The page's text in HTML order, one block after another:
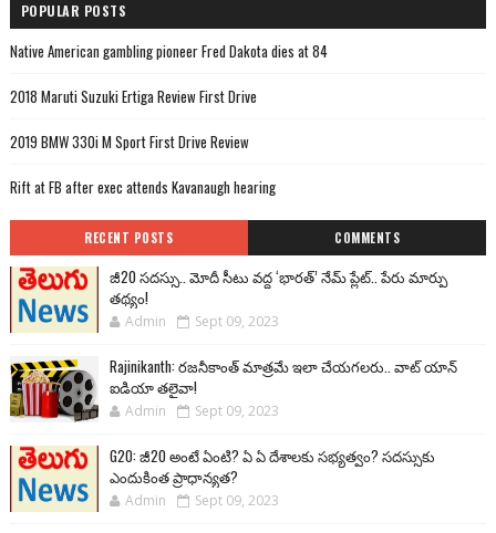
POPULAR POSTS
Native American gambling pioneer Fred Dakota dies at 84
2018 Maruti Suzuki Ertiga Review First Drive
2019 BMW 330i M Sport First Drive Review
Rift at FB after exec attends Kavanaugh hearing
RECENT POSTS COMMENTS
జీ20 సదస్సు.. మోదీ సీటు వద్ద ‘భారత్’ నేమ్ ప్లేట్‌.. పేరు మార్పు
తథ్యం!
Admin Sept 09, 2023
Rajinikanth: రజనీకాంత్ మాత్రమే ఇలా చేయగలరు.. వాట్ యాన్
ఐడియా తలైవా!
Admin Sept 09, 2023
G20: జీ20 అంటే ఏంటి? ఏ ఏ దేశాలకు సభ్యత్వం? సదస్సుకు
ఎందుకింత ప్రాధాన్యత?
Admin Sept 09, 2023